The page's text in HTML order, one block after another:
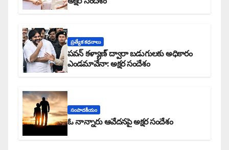
ప్రత్యేక కధనాలు
పవన్ కళ్యాణ్ ద్వారా బడుగులకు అధికారం
ఎండమావేనా: అక్షర సందేశం
సంపాదకీయం
ఓ నాన్నారు ఆవేదనపై అక్షర సందేశం